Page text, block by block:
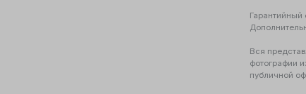
Гарантийный
Вся
фотографии
публичной